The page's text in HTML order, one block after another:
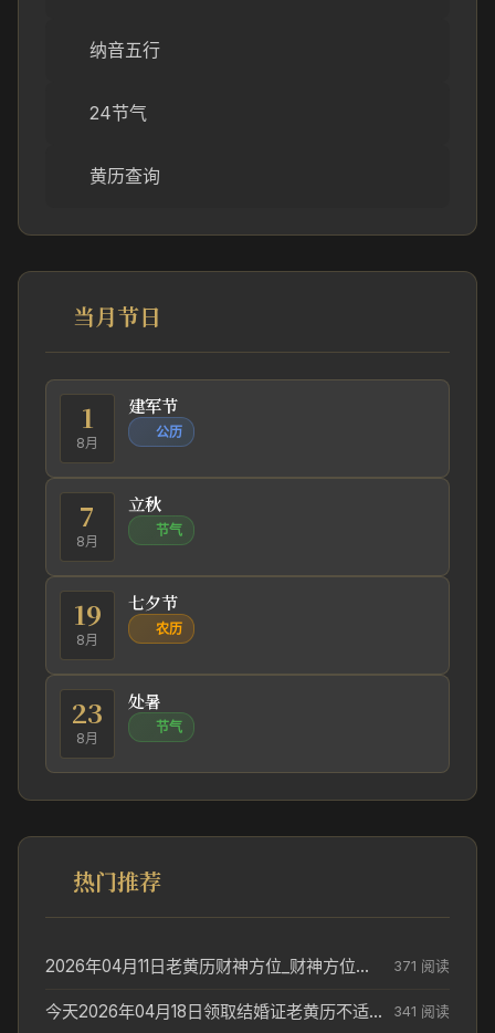
纳音五行
24节气
黄历查询
当月节日
1
8月
建军节
公历
7
8月
立秋
节气
19
8月
七夕节
农历
23
8月
处暑
节气
热门推荐
2026年04月11日老黄历财神方位_财神方位与供奉讲究 371 阅读
今天2026年04月18日领取结婚证老黄历不适合吗_领证日期参考 341 阅读